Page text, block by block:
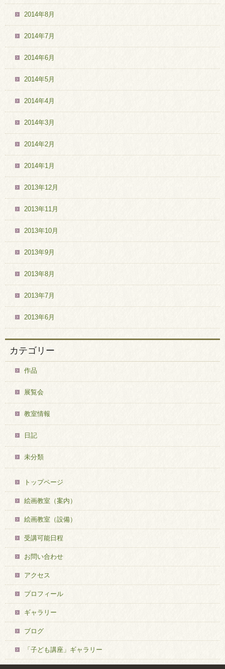
2014年8月
2014年7月
2014年6月
2014年5月
2014年4月
2014年3月
2014年2月
2014年1月
2013年12月
2013年11月
2013年10月
2013年9月
2013年8月
2013年7月
2013年6月
カテゴリー
作品
展覧会
教室情報
日記
未分類
トップページ
絵画教室（案内）
絵画教室（設備）
受講可能日程
お問い合わせ
アクセス
プロフィール
ギャラリー
ブログ
「子ども講座」ギャラリー